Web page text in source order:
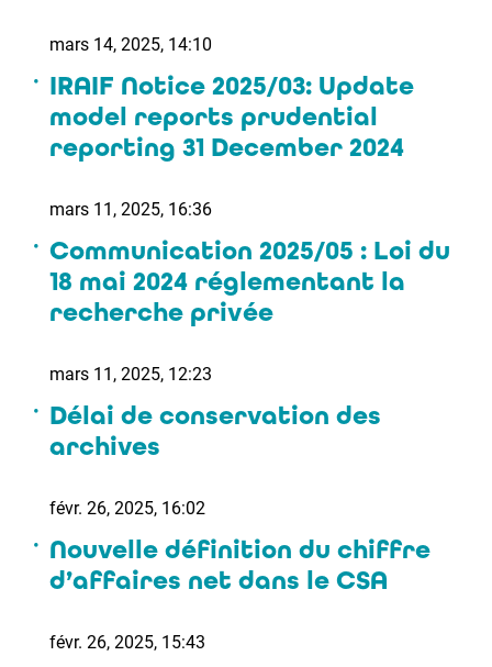
mars 14, 2025, 14:10
IRAIF Notice 2025/03: Update
model reports prudential
reporting 31 December 2024
mars 11, 2025, 16:36
Communication 2025/05 : Loi du
18 mai 2024 réglementant la
recherche privée
mars 11, 2025, 12:23
Délai de conservation des
archives
févr. 26, 2025, 16:02
Nouvelle définition du chiffre
d’affaires net dans le CSA
févr. 26, 2025, 15:43